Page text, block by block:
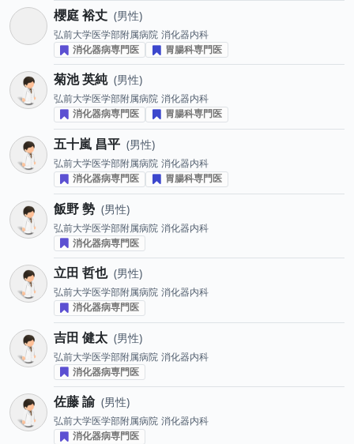
櫻庭 裕丈 男性
弘前大学医学部附属病院 消化器内科
消化器病専門医
胃腸科専門医
菊池 英純 男性
弘前大学医学部附属病院 消化器内科
消化器病専門医
胃腸科専門医
五十嵐 昌平 男性
弘前大学医学部附属病院 消化器内科
消化器病専門医
胃腸科専門医
飯野 勢 男性
弘前大学医学部附属病院 消化器内科
消化器病専門医
立田 哲也 男性
弘前大学医学部附属病院 消化器内科
消化器病専門医
吉田 健太 男性
弘前大学医学部附属病院 消化器内科
消化器病専門医
佐藤 諭 男性
弘前大学医学部附属病院 消化器内科
消化器病専門医